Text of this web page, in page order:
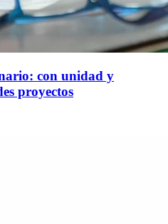
con unidad y
proyectos